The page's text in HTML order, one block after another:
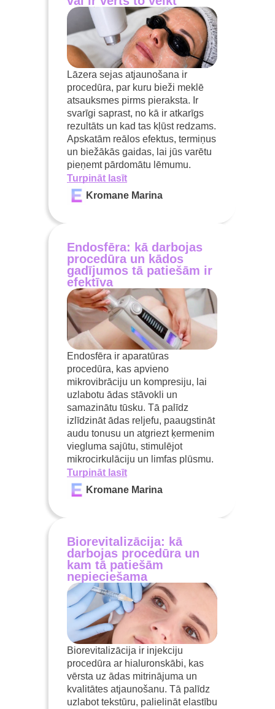
Lāzera sejas atjaunošana ir
procedūra, par kuru bieži meklē
atsauksmes pirms pieraksta. Ir
svarīgi saprast, no kā ir atkarīgs
rezultāts un kad tas kļūst redzams.
Apskatām reālos efektus, termiņus
un biežākās gaidas, lai jūs varētu
pieņemt pārdomātu lēmumu.
Turpināt lasīt
Kromane Marina
Endosfēra: kā darbojas
procedūra un kādos
gadījumos tā patiešām ir
efektīva
Endosfēra ir aparatūras
procedūra, kas apvieno
mikrovibrāciju un kompresiju, lai
uzlabotu ādas stāvokli un
samazinātu tūsku. Tā palīdz
izlīdzināt ādas reljefu, paaugstināt
audu tonusu un atgriezt ķermenim
viegluma sajūtu, stimulējot
mikrocirkulāciju un limfas plūsmu.
Turpināt lasīt
Kromane Marina
Biorevitalizācija: kā
darbojas procedūra un
kam tā patiešām
nepieciešama
Biorevitalizācija ir injekciju
procedūra ar hialuronskābi, kas
vērsta uz ādas mitrinājuma un
kvalitātes atjaunošanu. Tā palīdz
uzlabot tekstūru, palielināt elastību